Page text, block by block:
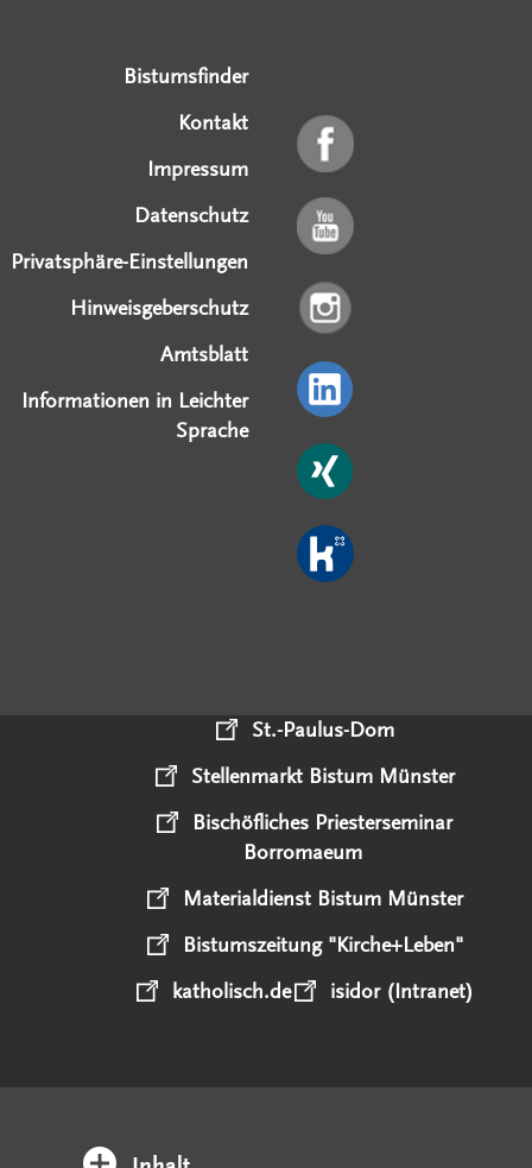
Bistumsfinder
Kontakt
Impressum
Datenschutz
Privatsphäre-Einstellungen
Hinweisgeberschutz
Amtsblatt
Informationen in Leichter
Sprache
St.-Paulus-Dom
Stellenmarkt Bistum Münster
Bischöfliches Priesterseminar
Borromaeum
Materialdienst Bistum Münster
Bistumszeitung "Kirche+Leben"
katholisch.de
isidor (Intranet)